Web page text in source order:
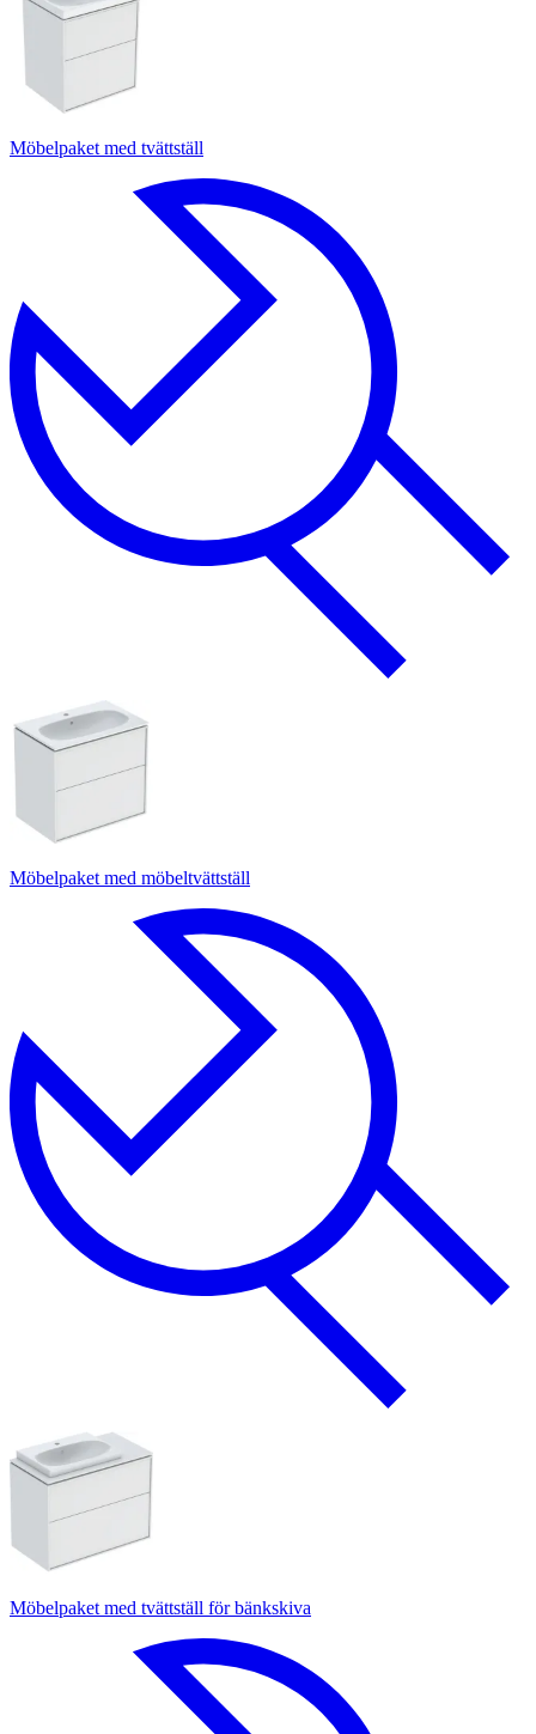
Möbelpaket med tvättställ
Möbelpaket med möbeltvättställ
Möbelpaket med tvättställ för bänkskiva